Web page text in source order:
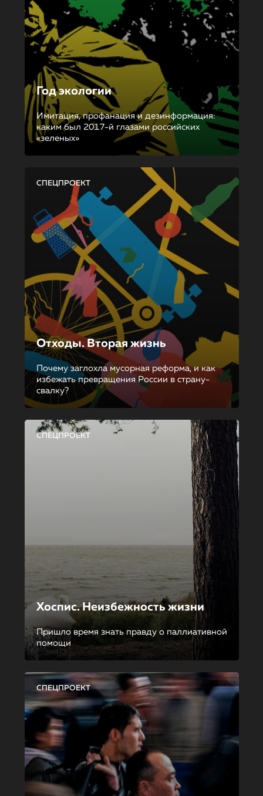
Год экологии
Имитация, профанация и дезинформация:
каким был 2017-й глазами российских
«зеленых»
СПЕЦПРОЕКТ
Отходы. Вторая жизнь
Почему заглохла мусорная реформа, и как
избежать превращения России в страну-
свалку?
СПЕЦПРОЕКТ
Хоспис. Неизбежность жизни
Пришло время знать правду о паллиативной
помощи
СПЕЦПРОЕКТ